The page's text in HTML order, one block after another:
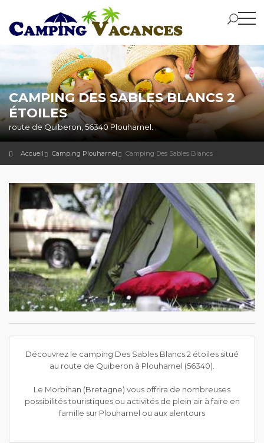
CAMPING DES SABLES BLANCS 2
ÉTOILES
route de Quiberon, 56340 Plouharnel.
Accueil Camping Plouharnel Camping Des Sables Blancs
Découvrez le camping Des Sables Blancs 2 étoiles situé
au route de Quiberon à Plouharnel (56340).
Le Morbihan (Bretagne) vous offrira de nombreuses
possibilités touristiques ou activités de plein air à faire en
famille sur Plouharnel ou aux alentours